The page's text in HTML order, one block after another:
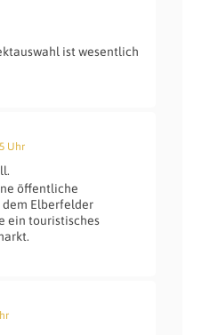
ist wesentlich
Uhr
öffentliche
Elberfelder
ein touristisches